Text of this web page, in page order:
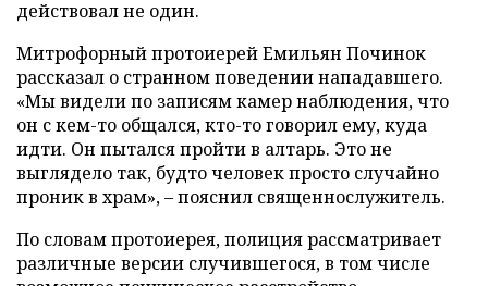
действовал не один.
Митрофорный протоиерей Емильян Починок
рассказал о странном поведении нападавшего.
«Мы видели по записям камер наблюдения, что
он с кем-то общался, кто-то говорил ему, куда
идти. Он пытался пройти в алтарь. Это не
выглядело так, будто человек просто случайно
проник в храм», – пояснил священнослужитель.
По словам протоиерея, полиция рассматривает
различные версии случившегося, в том числе